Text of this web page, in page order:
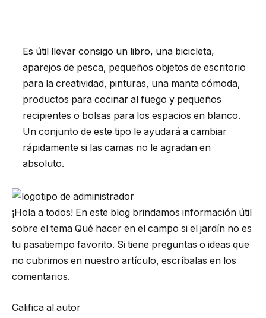
Es útil llevar consigo un libro, una bicicleta,
aparejos de pesca, pequeños objetos de escritorio
para la creatividad, pinturas, una manta cómoda,
productos para cocinar al fuego y pequeños
recipientes o bolsas para los espacios en blanco.
Un conjunto de este tipo le ayudará a cambiar
rápidamente si las camas no le agradan en
absoluto.
¡Hola a todos! En este blog brindamos información útil
sobre el tema Qué hacer en el campo si el jardín no es
tu pasatiempo favorito. Si tiene preguntas o ideas que
no cubrimos en nuestro artículo, escríbalas en los
comentarios.
Califica al autor